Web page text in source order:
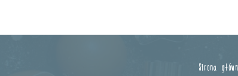
Strona